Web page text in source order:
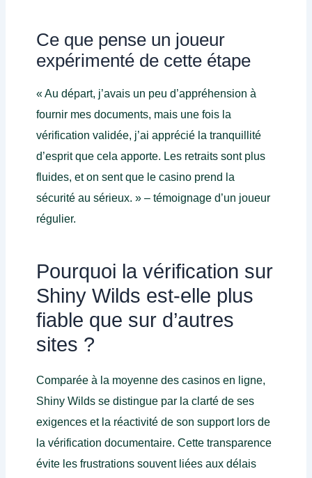
Ce que pense un joueur
expérimenté de cette étape
« Au départ, j’avais un peu d’appréhension à
fournir mes documents, mais une fois la
vérification validée, j’ai apprécié la tranquillité
d’esprit que cela apporte. Les retraits sont plus
fluides, et on sent que le casino prend la
sécurité au sérieux. » – témoignage d’un joueur
régulier.
Pourquoi la vérification sur
Shiny Wilds est-elle plus
fiable que sur d’autres
sites ?
Comparée à la moyenne des casinos en ligne,
Shiny Wilds se distingue par la clarté de ses
exigences et la réactivité de son support lors de
la vérification documentaire. Cette transparence
évite les frustrations souvent liées aux délais